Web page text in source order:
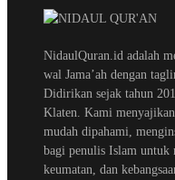
NidaulQuran.id adalah
wal Jama’ah dengan
Didirikan sejak tahun
Klaten. Kami
mudah dipahami,
bagi penulis Islam untuk
keumatan, dan